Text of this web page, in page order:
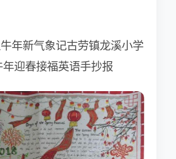
年新气象记古劳镇龙溪小学
迎春接福英语手抄报